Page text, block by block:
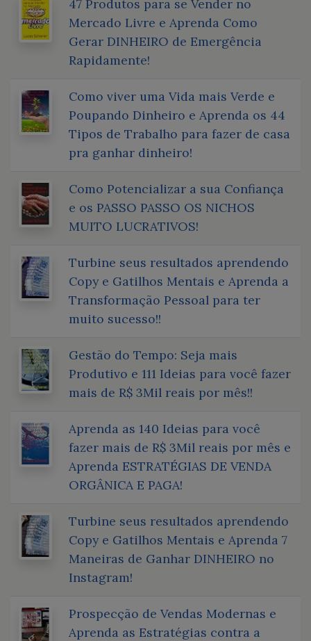
47 Produtos para se Vender no
Mercado Livre e Aprenda Como
Gerar DINHEIRO de Emergência
Rapidamente!
Como viver uma Vida mais Verde e
Poupando Dinheiro e Aprenda os 44
Tipos de Trabalho para fazer de casa
pra ganhar dinheiro!
Como Potencializar a sua Confiança
e os PASSO PASSO OS NICHOS
MUITO LUCRATIVOS!
Turbine seus resultados aprendendo
Copy e Gatilhos Mentais e Aprenda a
Transformação Pessoal para ter
muito sucesso!!
Gestão do Tempo: Seja mais
Produtivo e 111 Ideias para você fazer
mais de R$ 3Mil reais por mês!!
Aprenda as 140 Ideias para você
fazer mais de R$ 3Mil reais por mês e
Aprenda ESTRATÉGIAS DE VENDA
ORGÂNICA E PAGA!
Turbine seus resultados aprendendo
Copy e Gatilhos Mentais e Aprenda 7
Maneiras de Ganhar DINHEIRO no
Instagram!
Prospecção de Vendas Modernas e
Aprenda as Estratégias contra a